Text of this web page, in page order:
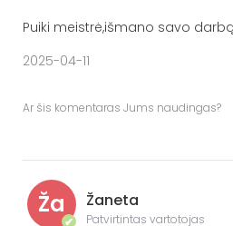
Puiki meistrė,išmano savo darbą
2025-04-11
Ar šis komentaras Jums naudingas?
Ža
✔
Žaneta
Patvirtintas vartotojas